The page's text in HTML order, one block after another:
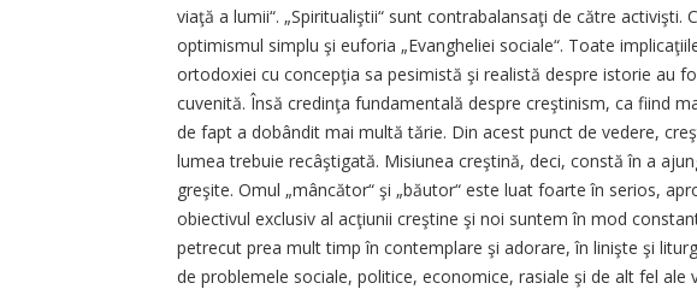
viaţă a lumii“. „Spiritualiştii“ sunt contrabalansaţi de către
optimismul simplu şi euforia „Evangheliei sociale“. Toate
ortodoxiei cu concepţia sa pesimistă şi realistă despre istorie au
cuvenită. Însă credinţa fundamentală despre creştinism, ca fiind
de fapt a dobândit mai multă tărie. Din acest punct de vedere,
lumea trebuie recâştigată. Misiunea creştină, deci, constă în a
greşite. Omul „mâncător“ şi „băutor“ este luat foarte în serios,
obiectivul exclusiv al acţiunii creştine şi noi suntem în mod
petrecut prea mult timp în contemplare şi adorare, în linişte şi
de problemele sociale, politice, economice, rasiale şi de alt fel ale